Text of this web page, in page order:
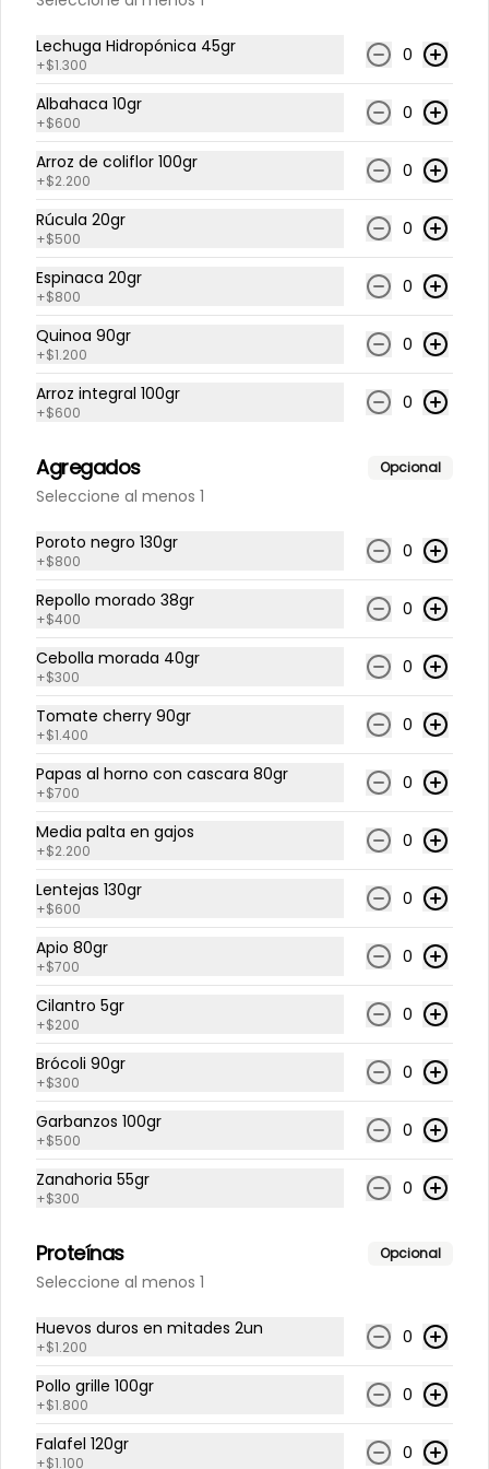
Lechuga hidropónica, tomate
cherry, repollo morado, cebolla
morada, media palta en gajos,
pollo grille en cubos, medio limón,
vinagreta balsámica.
tomate cherry, cilantro, apio,
zanahoria, queso mantecoso, pollo
grille en cubos, aceite de oliva con
Warm Bowls 🥣
Chips de pescado
rúcula, cilantro, cubitos salmón a la
plancha 125gr, tika, aderezo verde,
medio limón.
Pollo al pesto
Quínoa tibia, espinaca, tomate
Arroz de coliflor, espinaca, tomate
cherry, cilantro, zanahoria, queso
fresco, pollo grille en cubos, tika,
Dishes
Arroz de coliflor, papas al horno con
Ensalada cesar
Lechuga hidropónica, pollo,
crutones, queso parmesano, salsa
Lechuga Hidropónica 45gr
+$1.300 0
Albahaca 10gr
+$600 0
Arroz de coliflor 100gr
+$2.200 0
Rúcula 20gr
+$500 0
Espinaca 20gr
+$800 0
Quinoa 90gr
+$1.200 0
Arroz integral 100gr
+$600 0
Agregados Opcional
Seleccione al menos 1
Poroto negro 130gr
+$800 0
Repollo morado 38gr
+$400 0
Cebolla morada 40gr
+$300 0
Tomate cherry 90gr
+$1.400 0
Papas al horno con cascara 80gr
+$700 0
Media palta en gajos
+$2.200 0
Lentejas 130gr
+$600 0
Apio 80gr
+$700 0
Cilantro 5gr
+$200 0
Brócoli 90gr
+$300 0
Garbanzos 100gr
+$500 0
Zanahoria 55gr
+$300 0
Proteínas Opcional
Seleccione al menos 1
Huevos duros en mitades 2un
+$1.200 0
Pollo grille 100gr
+$1.800 0
Falafel 120gr
+$1.100 0